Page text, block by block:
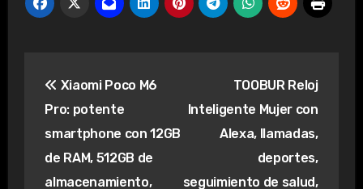
de
entradas
Xiaomi Poco M6
Pro: potente
smartphone con 12GB
de RAM, 512GB de
almacenamiento,
TOOBUR Reloj
Inteligente Mujer con
Alexa, llamadas,
deportes,
seguimiento de salud,